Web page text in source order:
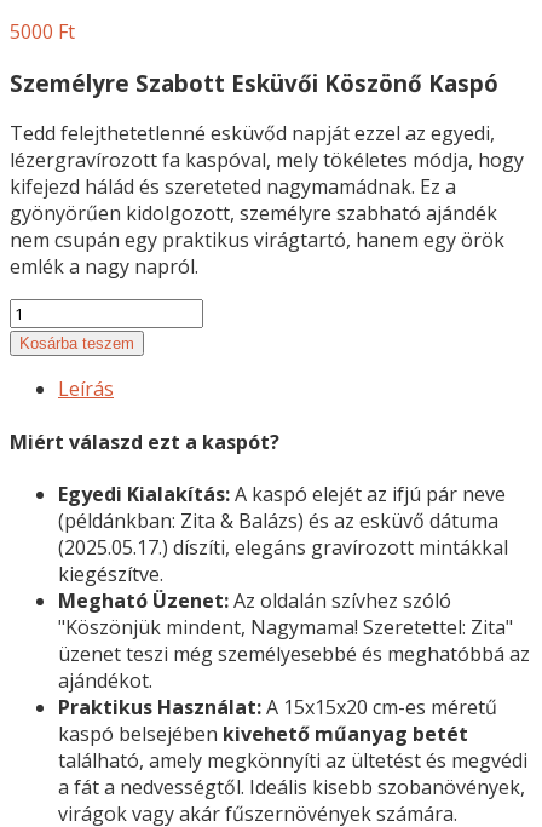
5000 Ft
Személyre Szabott Esküvői Köszönő Kaspó
Tedd felejthetetlenné esküvőd napját ezzel az egyedi,
lézergravírozott fa kaspóval, mely tökéletes módja, hogy
kifejezd hálád és szereteted nagymamádnak. Ez a
gyönyörűen kidolgozott, személyre szabható ajándék
nem csupán egy praktikus virágtartó, hanem egy örök
emlék a nagy napról.
Személyre
Szabott
Esküvői
Köszönő
mennyiség
Kosárba teszem
Leírás
Miért válaszd ezt a kaspót?
Egyedi Kialakítás:A kaspó elejét az ifjú pár neve
(példánkban: Zita & Balázs) és az esküvő dátuma
(2025.05.17.) díszíti, elegáns gravírozott mintákkal
kiegészítve.
Megható Üzenet:Az oldalán szívhez szóló
"Köszönjük mindent, Nagymama! Szeretettel: Zita"
üzenet teszi még személyesebbé és meghatóbbá az
ajándékot.
Praktikus Használat:A 15x15x20 cm-es méretű
kaspó belsejében kivehető műanyag betét
található, amely megkönnyíti az ültetést és megvédi
a fát a nedvességtől. Ideális kisebb szobanövények,
virágok vagy akár fűszernövények számára.